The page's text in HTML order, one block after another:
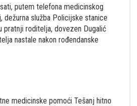
putem telefona medicinskog
dežurna služba Policijske stanice
pratnji roditelja, dovezen Dugalić
nastale nakon rođendanske
medicinske pomoći Tešanj hitno